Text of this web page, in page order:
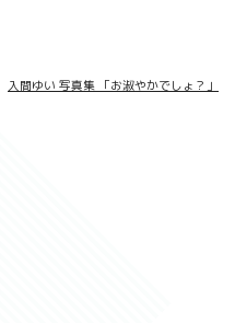
入間ゆい 写真集 「お淑やかでしょ？」